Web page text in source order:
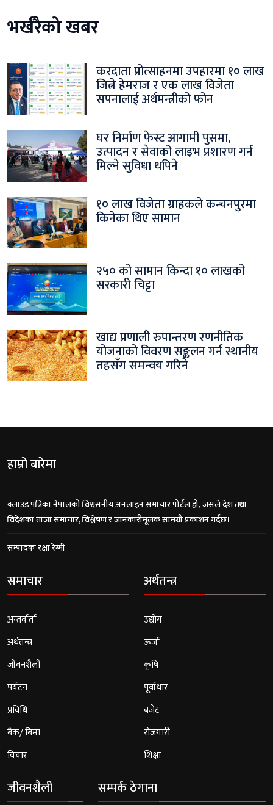
भर्खरैको खबर
करदाता प्रोत्साहनमा उपहारमा १० लाख
जित्ने हेमराज र एक लाख विजेता
सपनालाई अर्थमन्त्रीको फोन
घर निर्माण फेस्ट आगामी पुसमा,
उत्पादन र सेवाको लाइभ प्रशारण गर्न
मिल्ने सुविधा थपिने
१० लाख विजेता ग्राहकले कन्चनपुरमा
किनेका थिए सामान
२५० को सामान किन्दा १० लाखको
सरकारी चिट्टा
खाद्य प्रणाली रुपान्तरण रणनीतिक
योजनाको विवरण सङ्कलन गर्न स्थानीय
तहसँग समन्वय गरिने
हाम्रो बारेमा
क्लाउड पत्रिका नेपालको विश्वसनीय अनलाइन समाचार पोर्टल हो, जसले देश तथा
विदेशका ताजा समाचार, विश्लेषण र जानकारीमूलक सामग्री प्रकाशन गर्दछ।
सम्पादकः रक्षा रेग्मी
समाचार
अन्तर्वार्ता
अर्थतन्त्र
जीवनशैली
पर्यटन
प्रविधि
बैंक/ बिमा
विचार
अर्थतन्त्र
उद्योग
ऊर्जा
कृषि
पूर्वाधार
बजेट
रोजगारी
शिक्षा
जीवनशैली सम्पर्क ठेगाना